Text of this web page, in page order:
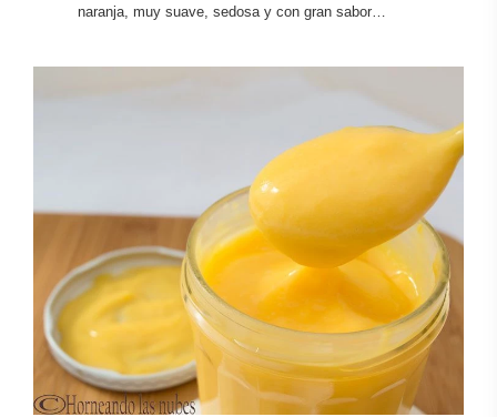
naranja, muy suave, sedosa y con gran sabor…